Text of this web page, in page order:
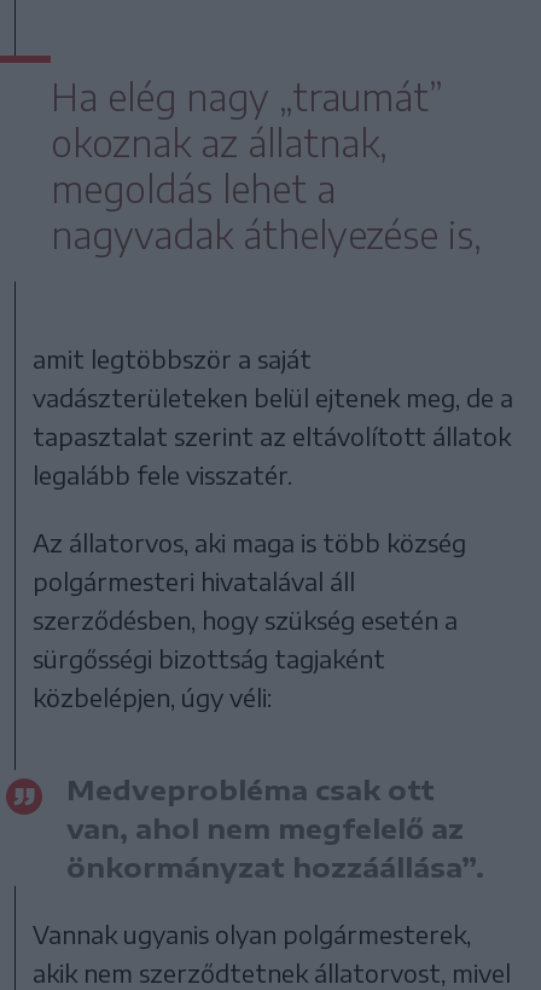
Ha elég nagy „traumát”
okoznak az állatnak,
megoldás lehet a
nagyvadak áthelyezése is,
amit legtöbbször a saját
vadászterületeken belül ejtenek meg, de a
tapasztalat szerint az eltávolított állatok
legalább fele visszatér.
Az állatorvos, aki maga is több község
polgármesteri hivatalával áll
szerződésben, hogy szükség esetén a
sürgősségi bizottság tagjaként
közbelépjen, úgy véli:
Medveprobléma csak ott
van, ahol nem megfelelő az
önkormányzat hozzáállása”.
Vannak ugyanis olyan polgármesterek,
akik nem szerződtetnek állatorvost, mivel